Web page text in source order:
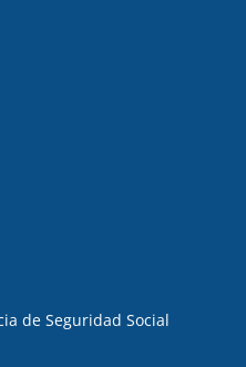
de Seguridad Social